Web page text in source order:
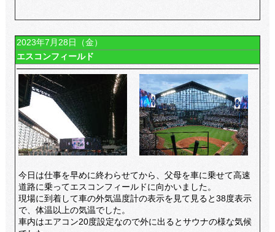
2023年7月28日（金）
エスコンフィールド
今日は仕事を早めに終わらせてから、父母を車に乗せて高速
道路に乗ってエスコンフィールドに向かいました。
現場に到着して車の外気温度計の表示を見て見ると38度表示
で、体温以上の気温でした。
車内はエアコン20度設定なので外に出るとサウナの様な気候